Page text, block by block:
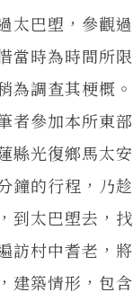
太巴塱，參觀
當時為時間所
為調查其梗概
者參加本所東
縣光復鄉馬太
鐘的行程，乃
到太巴塱去，
訪村中耆老，
建築情形，包